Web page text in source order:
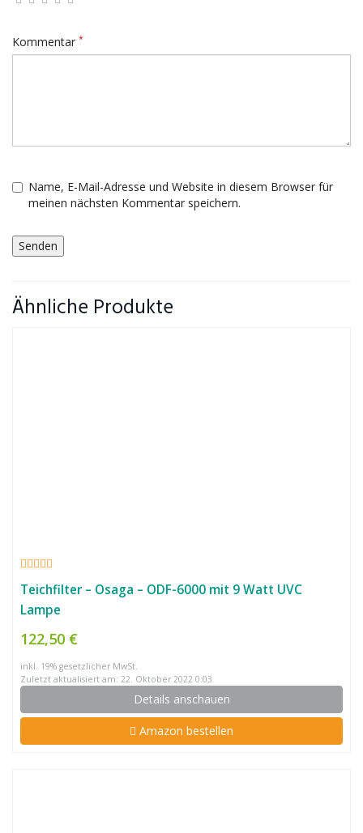
Kommentar *
Name, E-Mail-Adresse und Website in diesem Browser für
meinen nächsten Kommentar speichern.
Ähnliche Produkte
Teichfilter – Osaga – ODF-6000 mit 9 Watt UVC
Lampe
122,50 €
inkl. 19% gesetzlicher MwSt.
Zuletzt aktualisiert am: 22. Oktober 2022 0:03
Details anschauen
Amazon bestellen